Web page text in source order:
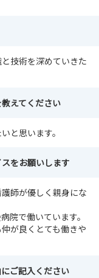
技術を深めていきた
えてください
と思います。
をお願いします
師が優しく親身にな
院で働いています。
が良くとても働きや
ご記入ください